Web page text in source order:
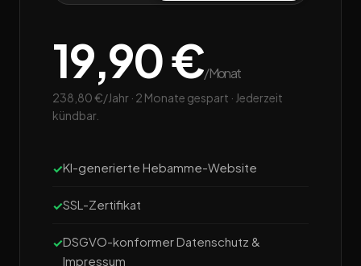
19,90 €/Monat
238,80 €/Jahr · 2 Monate gespart · Jederzeit
kündbar.
KI-generierte Hebamme-Website
SSL-Zertifikat
DSGVO-konformer Datenschutz &
Impressum